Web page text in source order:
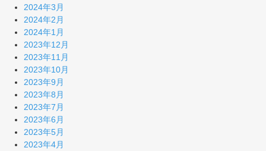
2024年3月
2024年2月
2024年1月
2023年12月
2023年11月
2023年10月
2023年9月
2023年8月
2023年7月
2023年6月
2023年5月
2023年4月